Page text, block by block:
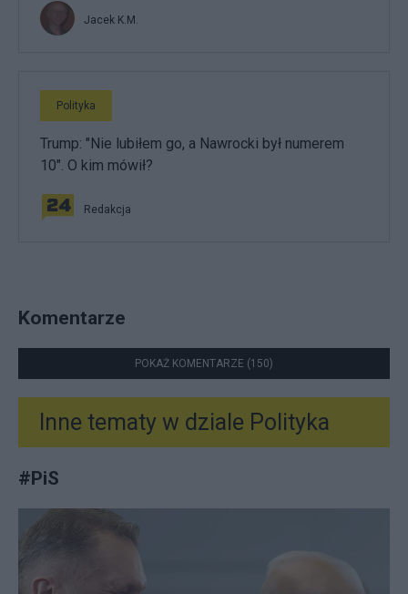
Jacek K.M.
Polityka
Trump: "Nie lubiłem go, a Nawrocki był numerem
10". O kim mówił?
Redakcja
Komentarze
POKAŻ KOMENTARZE (150)
Inne tematy w dziale Polityka
#PiS